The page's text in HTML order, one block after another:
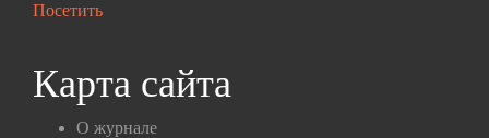
Посетить
Карта сайта
О журнале